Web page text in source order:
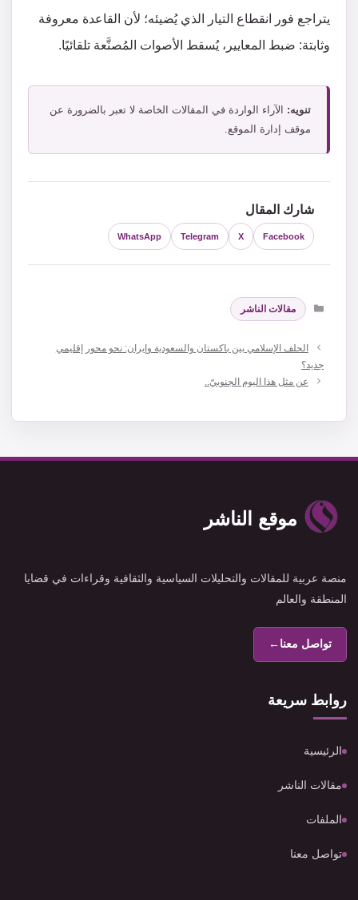
يتراجع فور انقطاع التيار الذي يُضيئه؛ لأن القاعدة معروفة
وثابتة: ضبط المعايير، يُسقط الأصوات المُصنَّعة تلقائيًا.
تنويه: الآراء الواردة في المقالات الخاصة لا تعبر بالضرورة عن
موقف إدارة الموقع.
شارك المقال
Facebook
X
Telegram
WhatsApp
التصنيفات
مقالات الناشر
الحلف الإسلامي بين باكستان والسعودية وإيران: نحو محور إقليمي
جديد؟
عن مثل هذا اليوم الجنوبيّ..
موقع الناشر
منصة عربية للمقالات والتحليلات السياسية والثقافية وقراءات في قضايا
المنطقة والعالم
تواصل معنا←
روابط سريعة
الرئيسية
مقالات الناشر
الملفات
تواصل معنا